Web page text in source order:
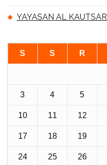
YAYASAN AL KAUTSAR
S S R
3 4 5
10 11 12
17 18 19
24 25 26